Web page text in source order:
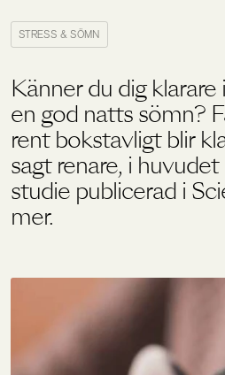
Holistics värld
Utbildning
STRESS & SÖMN
Känner du dig
en god natts sömn?
rent bokstavligt blir
sagt renare, i
studie publicerad i
mer.